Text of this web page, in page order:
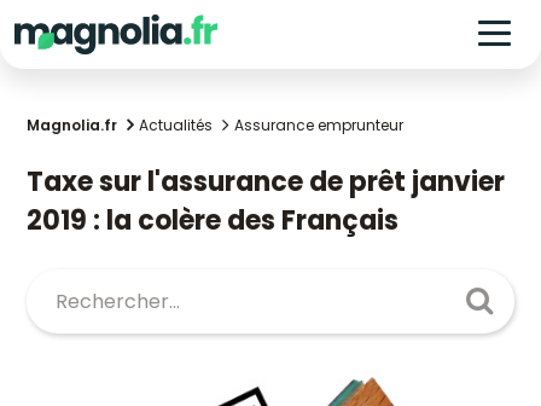
Magnolia.fr Actualités Assurance emprunteur
Taxe sur l'assurance de prêt janvier
2019 : la colère des Français